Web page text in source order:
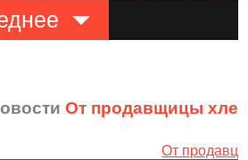
От продавщицы